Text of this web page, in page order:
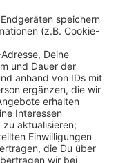
Dance-Hits
dein Sound!
vielen Genre-
Lounge, von
reinhören
jeden